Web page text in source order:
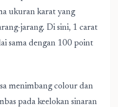
ukuran karat yang
jarang. Di sini, 1 carat
sama dengan 100 point
menimbang colour dan
pada keelokan sinaran